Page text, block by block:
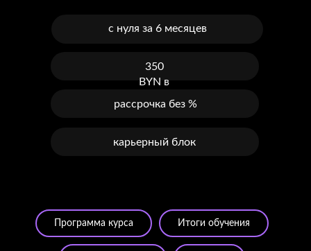
с нуля за 6 месяцев
350
BYN в
карьерный блок
рассрочка без %
Программа курса Итоги обучения